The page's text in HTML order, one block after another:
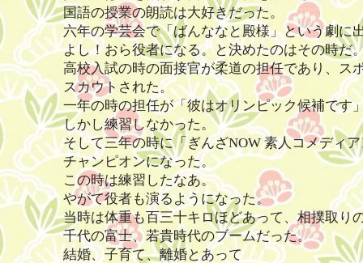
国語の授業の朗読は大好きだった。
六年の学芸会で「ばんななと殿様」という劇に
よし！おら役者になる。と決めたのはその時だ
高校入試の時の面接官が柔道の担任であり、ス
スカウトされた。
一年の時の担任が「彼はオリンピック候補です
しかし練習しなかった。
そして三年の時に「ぎんざNOW 素人コメディ
チャンピオンになった。
この時は練習したなあ。
やがて役者も演るようになった。
当時は体重も百三十キロほどあって、相撲取り
千代の富士、若貴時代のブームだった。
結婚、子育て、離婚とあって